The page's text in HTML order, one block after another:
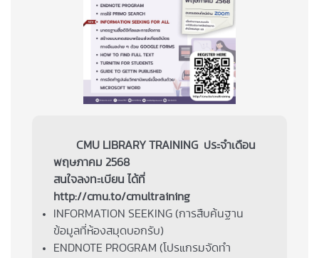
CMU LIBRARY TRAINING ประจำเดือน
พฤษภาคม 2568
สนใจลงทะเบียน ได้ที่
http://cmu.to/cmultraining
INFORMATION SEEKING (การสืบค้นฐาน
ข้อมูลที่ห้องสมุดบอกรับ)
ENDNOTE PROGRAM (โปรแกรมจัดทำ